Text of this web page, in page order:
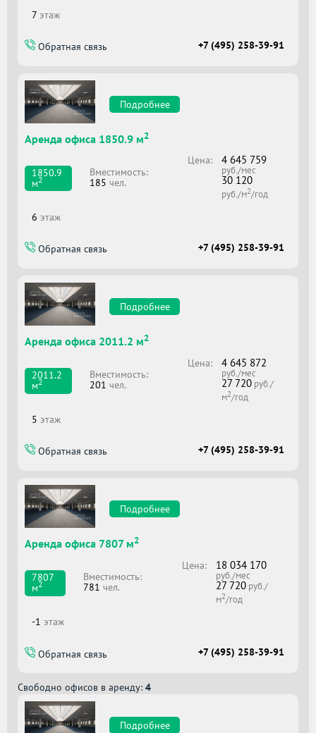
7 этаж
Обратная связь +7 (495) 258-39-91
Подробнее
Аренда офиса 1850.9 м2
1850.9
м2
Вместимоcть:
185 чел.
Цена: 4 645 759
руб./мес
30 120
руб./м2/год
6 этаж
Обратная связь +7 (495) 258-39-91
Подробнее
Аренда офиса 2011.2 м2
2011.2
м2
Вместимоcть:
201 чел.
Цена: 4 645 872
руб./мес
27 720руб./
м2/год
5 этаж
Обратная связь +7 (495) 258-39-91
Подробнее
Аренда офиса 7807 м2
7807
м2
Вместимоcть:
781 чел.
Цена: 18 034 170
руб./мес
27 720 руб./
м2/год
-1 этаж
Обратная связь +7 (495) 258-39-91
Свободно офисов в аренду: 4
Подробнее